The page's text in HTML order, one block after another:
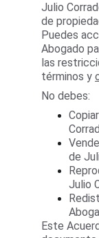
Julio
de
Puedes
Abogado
las
términos y
No debes:
de
Julio
Este